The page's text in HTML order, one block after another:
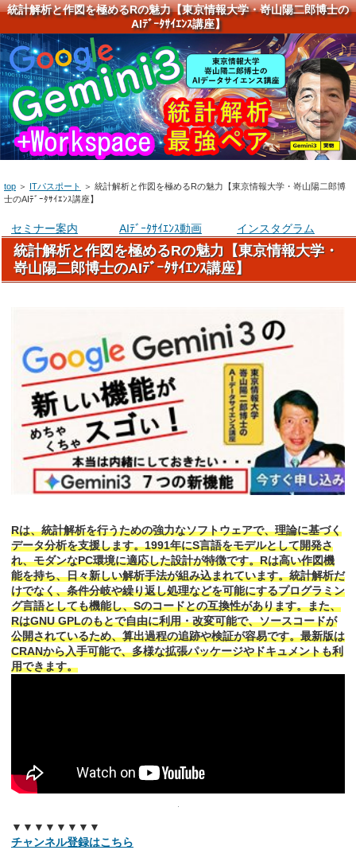
統計解析と作図を極めるRの魅力【東京情報大学・嵜山陽二郎博士の
AIﾃﾞｰﾀｻｲｴﾝｽ講座】
top ＞ ITパスポート ＞ 統計解析と作図を極めるRの魅力【東京情報大学・嵜山陽二郎博
士のAIﾃﾞｰﾀｻｲｴﾝｽ講座】
セミナー案内 AIﾃﾞｰﾀｻｲｴﾝｽ動画 インスタグラム
統計解析と作図を極めるRの魅力【東京情報大学・
嵜山陽二郎博士のAIﾃﾞｰﾀｻｲｴﾝｽ講座】
Rは、統計解析を行うための強力なソフトウェアで、理論に基づく
データ分析を支援します。1991年にS言語をモデルとして開発さ
れ、モダンなPC環境に適応した設計が特徴です。Rは高い作図機
能を持ち、日々新しい解析手法が組み込まれています。統計解析だ
けでなく、条件分岐や繰り返し処理などを可能にするプログラミン
グ言語としても機能し、Sのコードとの互換性があります。また、
RはGNU GPLのもとで自由に利用・改変可能で、ソースコードが
公開されているため、算出過程の追跡や検証が容易です。最新版は
CRANから入手可能で、多様な拡張パッケージやドキュメントも利
用できます。
▼▼▼▼▼▼▼▼
チャンネル登録はこちら